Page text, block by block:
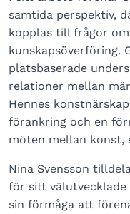
samtida perspektiv,
kopplas till frågor
kunskapsöverföring.
platsbaserade
relationer mellan
Hennes
förankring och en
möten mellan konst,
Nina Svensson
för sitt välutvecklade
sin förmåga att